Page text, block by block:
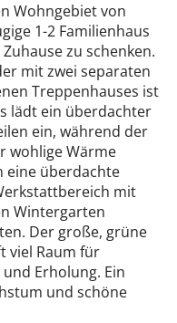
Wohngebiet von
1-2 Familienhaus
zu schenken.
mit zwei separaten
Treppenhauses ist
lädt ein überdachter
ein, während der
wohlige Wärme
eine überdachte
mit
Wintergarten
Der große, grüne
viel Raum für
Erholung. Ein
und schöne